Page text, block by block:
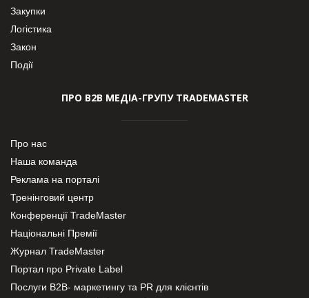
Закупки
Логістика
Закон
Події
ПРО В2В МЕДІА-ГРУПУ TRADEMASTER
Про нас
Наша команда
Реклама на порталі
Тренінговий центр
Конференції TradeMaster
Національні Премії
Журнал TradeMaster
Портал про Private Label
Послуги В2В- маркетингу та PR для клієнтів